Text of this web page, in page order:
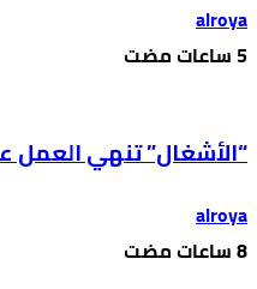
alroya
“الأشغال” تنهي العمل
alroya